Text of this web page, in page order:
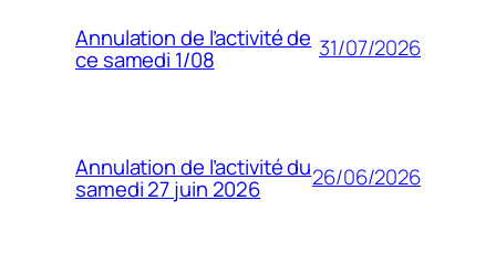
Annulation de l’activité de
ce samedi 1/08 31/07/2026
Annulation de l’activité du
samedi 27 juin 2026 26/06/2026